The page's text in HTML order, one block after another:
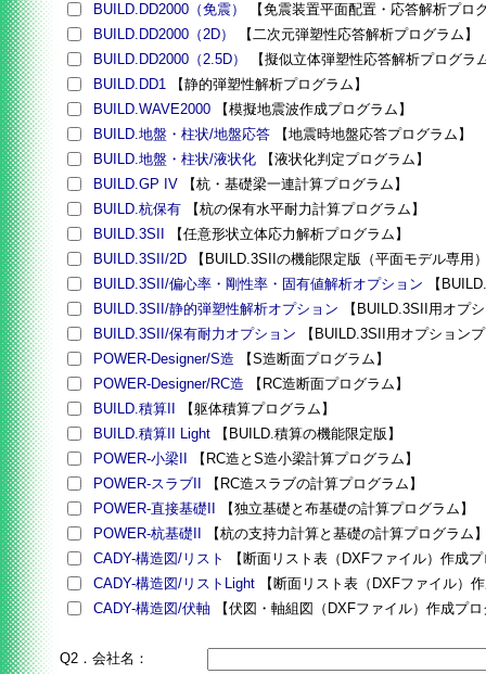
BUILD.DD2000（免震）
【免震装置平面配置・応答解析プロ
BUILD.DD2000（2D）
【二次元弾塑性応答解析プログラム】
BUILD.DD2000（2.5D）
【擬似立体弾塑性応答解析プログラ
BUILD.DD1
【静的弾塑性解析プログラム】
BUILD.WAVE2000
【模擬地震波作成プログラム】
BUILD.地盤・柱状/地盤応答
【地震時地盤応答プログラム】
BUILD.地盤・柱状/液状化
【液状化判定プログラム】
BUILD.GP IV
【杭・基礎梁一連計算プログラム】
BUILD.杭保有
【杭の保有水平耐力計算プログラム】
BUILD.3SII
【任意形状立体応力解析プログラム】
BUILD.3SII/2D
【BUILD.3SIIの機能限定版（平面モデル専用
BUILD.3SII/偏心率・剛性率・固有値解析オプション
【
BUILD.3SII/静的弾塑性解析オプション
【BUILD.3SII用オプ
BUILD.3SII/保有耐力オプション
【BUILD.3SII用オプション
POWER-Designer/S造
【S造断面プログラム】
POWER-Designer/RC造
【RC造断面プログラム】
BUILD.積算II
【躯体積算プログラム】
BUILD.積算II Light
【BUILD.積算の機能限定版】
POWER-小梁II
【RC造とS造小梁計算プログラム】
POWER-スラブII
【RC造スラブの計算プログラム】
POWER-直接基礎II
【独立基礎と布基礎の計算プログラム】
POWER-杭基礎II
【杭の支持力計算と基礎の計算プログラム
CADY-構造図/リスト
【断面リスト表（DXFファイル）作成
CADY-構造図/リストLight
【断面リスト表（DXFファイル）
CADY-構造図/伏軸
【伏図・軸組図（DXFファイル）作成プ
Q2．会社名：